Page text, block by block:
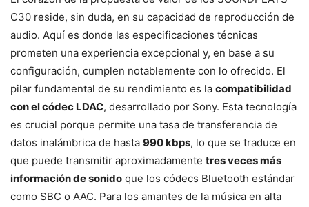
C30 reside, sin duda, en su capacidad de reproducción de
audio. Aquí es donde las especificaciones técnicas
prometen una experiencia excepcional y, en base a su
configuración, cumplen notablemente con lo ofrecido. El
pilar fundamental de su rendimiento es la compatibilidad
con el códec LDAC, desarrollado por Sony. Esta tecnología
es crucial porque permite una tasa de transferencia de
datos inalámbrica de hasta 990 kbps, lo que se traduce en
que puede transmitir aproximadamente tres veces más
información de sonido que los códecs Bluetooth estándar
como SBC o AAC. Para los amantes de la música en alta